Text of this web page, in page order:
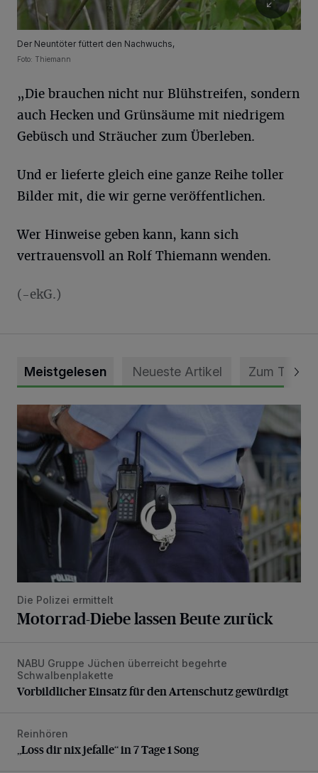
Der Neuntöter füttert den Nachwuchs,
Foto: Thiemann
„Die brauchen nicht nur Blühstreifen, sondern
auch Hecken und Grünsäume mit niedrigem
Gebüsch und Sträucher zum Überleben.
Und er lieferte gleich eine ganze Reihe toller
Bilder mit, die wir gerne veröffentlichen.
Wer Hinweise geben kann, kann sich
vertrauensvoll an Rolf Thiemann wenden.
(-ekG.)
Meistgelesen Neueste Artikel Zum Thema
Motorrad-Diebe lassen Beute zurück
Die Polizei ermittelt
Motorrad-Diebe lassen Beute zurück
Vorbildlicher Einsatz für den Artenschutz gewürdigt
NABU Gruppe Jüchen überreicht begehrte
Schwalbenplakette
Vorbildlicher Einsatz für den Artenschutz gewürdigt
„Loss dir nix jefalle“ in 7 Tage 1 Song
Reinhören
„Loss dir nix jefalle“ in 7 Tage 1 Song